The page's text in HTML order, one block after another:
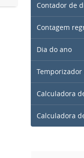
Contador de
Contagem
Dia do ano
Calculadora
Calculadora